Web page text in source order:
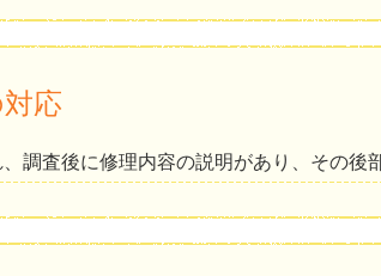
応
調査後に修理内容の説明があり、その後